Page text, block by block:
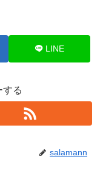
LINE
する
salamann